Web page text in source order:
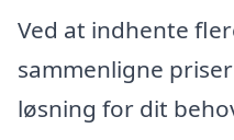
Ved at indhente
sammenligne
løsning for dit